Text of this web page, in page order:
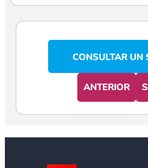
CONSULTAR UN
ANTERIOR